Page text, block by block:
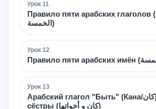
Урок 11
Правило пяти арабских глаголов (الأفعال
الخمسة)
Урок 12
Урок 13
Арабский глагол "Быть" (Кана/كان) и его
сёстры (كان و أخواتها)